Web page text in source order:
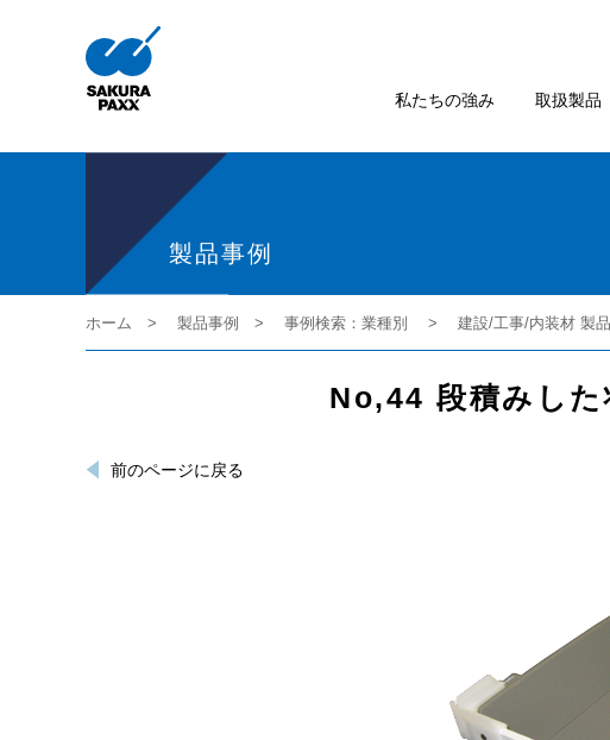
私たちの強み 取扱製品
製品事例
ホーム 製品事例 事例検索：業種別 建設/工事/内装材 製
No,44 段積みした
前のページに戻る